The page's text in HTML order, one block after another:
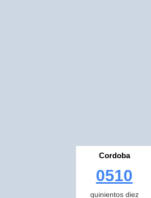
Cordoba
0510
quinientos diez